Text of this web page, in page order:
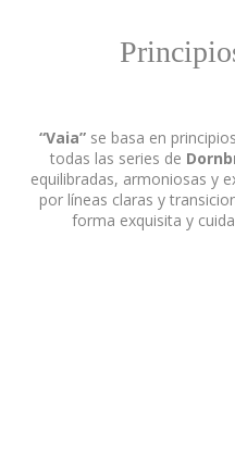
“Vaia”se basa en
todas las series de
equilibradas, armoniosas y
por líneas claras y
forma exquisita y